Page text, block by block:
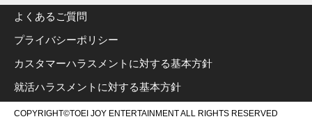
よくあるご質問
プライバシーポリシー
カスタマーハラスメントに対する基本方針
就活ハラスメントに対する基本方針
COPYRIGHT©TOEI JOY ENTERTAINMENT ALL RIGHTS RESERVED